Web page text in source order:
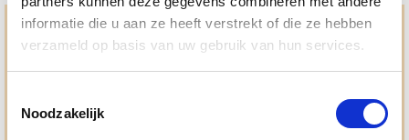
informatie die u aan ze heeft verstrekt of die ze hebben
verzameld op basis van uw gebruik van hun services.
Noodzakelijk
Hulp en advies nodig?
Jouw paard gezond houden en krijgen. Dat is waar we het
gedreven door onze visie: het leveren van producten van
topkwaliteit, uitgebreide informatieverstrekking en